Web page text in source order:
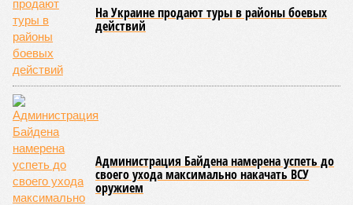
На Украине продают туры в районы боевых
действий
Администрация Байдена намерена успеть до
своего ухода максимально накачать ВСУ
оружием